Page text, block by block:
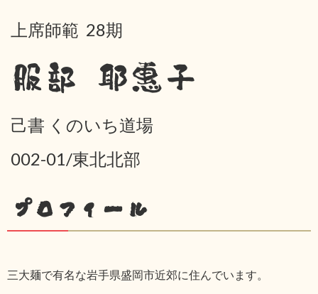
上席師範 28期
服部 耶惠子
己書 くのいち道場
002-01/東北北部
プロフィール
三大麺で有名な岩手県盛岡市近郊に住んでいます。